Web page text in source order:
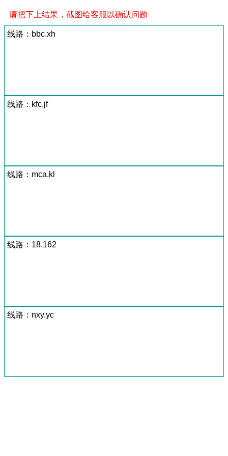
请把下上结果，截图给客服以确认问题
线路：bbc.xh
线路：kfc.jf
线路：mca.kl
线路：18.162
线路：nxy.yc